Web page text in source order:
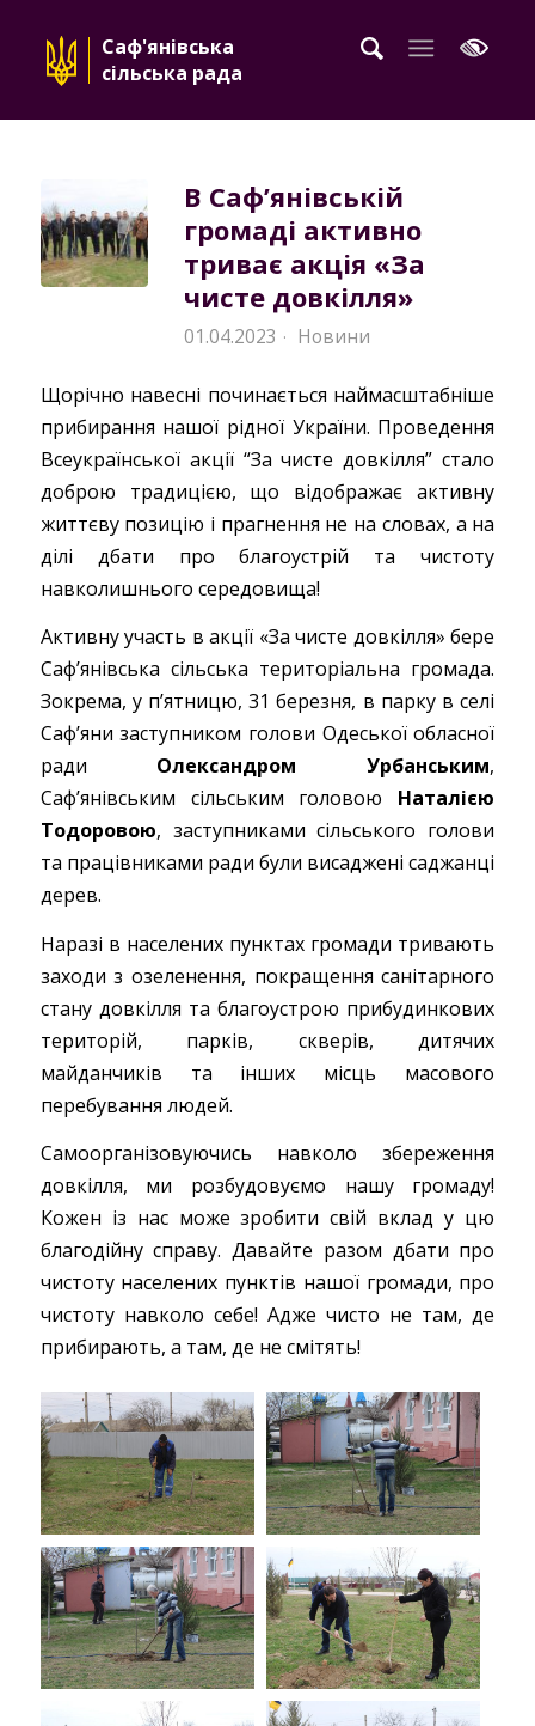
Саф'янівська
сільська рада
В Саф’янівській
громаді активно
триває акція «За
чисте довкілля»
01.04.2023 · Новини
Щорічно навесні починається наймасштабніше
прибирання нашої рідної України. Проведення
Всеукраїнської акції “За чисте довкілля” стало
доброю традицією, що відображає активну
життєву позицію і прагнення не на словах, а на
ділі дбати про благоустрій та чистоту
навколишнього середовища!
Активну участь в акції «За чисте довкілля» бере
Саф’янівська сільська територіальна громада.
Зокрема, у п’ятницю, 31 березня, в парку в селі
Саф’яни заступником голови Одеської обласної
ради Олександром Урбанським,
Саф’янівським сільським головою Наталією
Тодоровою, заступниками сільського голови
та працівниками ради були висаджені саджанці
дерев.
Наразі в населених пунктах громади тривають
заходи з озеленення, покращення санітарного
стану довкілля та благоустрою прибудинкових
територій, парків, скверів, дитячих
майданчиків та інших місць масового
перебування людей.
Самоорганізовуючись навколо збереження
довкілля, ми розбудовуємо нашу громаду!
Кожен із нас може зробити свій вклад у цю
благодійну справу. Давайте разом дбати про
чистоту населених пунктів нашої громади, про
чистоту навколо себе! Адже чисто не там, де
прибирають, а там, де не смітять!